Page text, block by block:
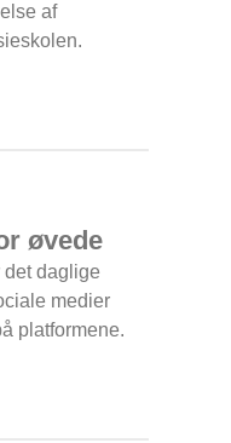
af
øvede
det daglige
medier
platformene.